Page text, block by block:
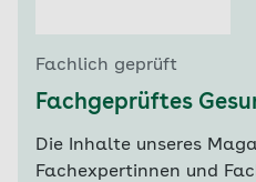
Fachlich geprüft
Fachgeprüftes
Die Inhalte unseres
Fachexpertinnen und